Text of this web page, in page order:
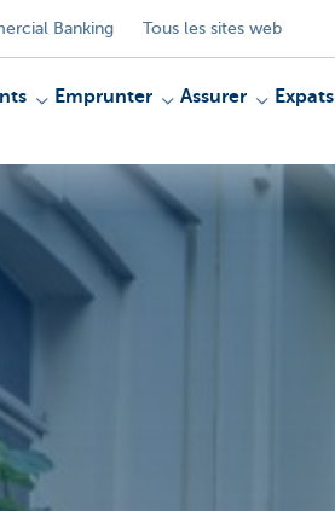
Banking Tous les sites web
Emprunter Assurer
Expats